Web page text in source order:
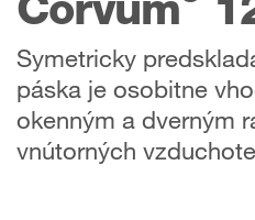
Symetricky
páska je osobitne
okenným a dverným
vnútorných